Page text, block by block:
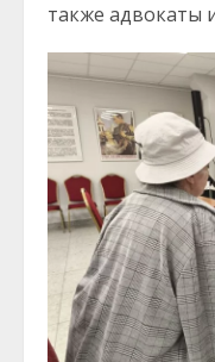
также адвокаты